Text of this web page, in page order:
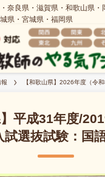
【和歌山県】2026年度（令
】平成31年度/
試選抜試験：国